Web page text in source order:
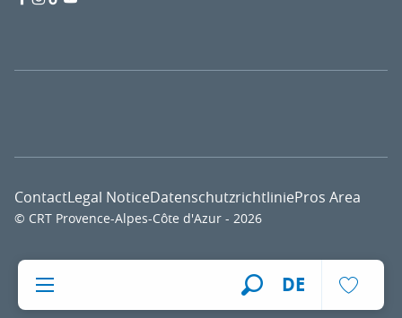
DE
© CRT Provence-Alpes-Côte d'Azur - 2026
ContactLegal NoticeDatenschutzrichtliniePros Area